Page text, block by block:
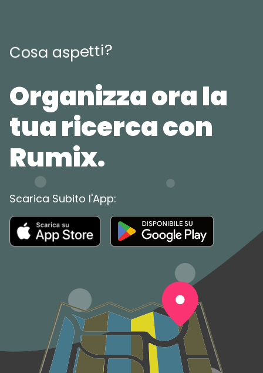
Cosa aspetti?
Organizza ora la
tua ricerca con
Rumix.
Scarica Subito l'App: